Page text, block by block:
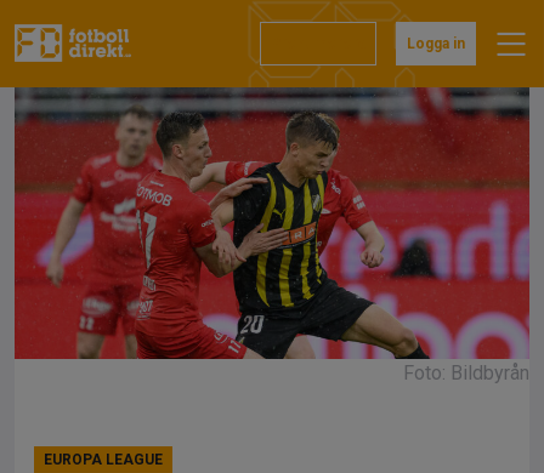
till
Logga in
Foto: Bildbyrån
EUROPA LEAGUE